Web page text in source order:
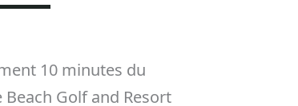
10 minutes du
Golf and Resort